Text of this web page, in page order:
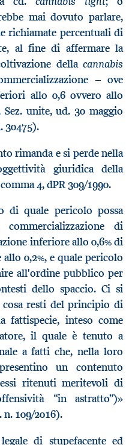
mai dovuto parlare,
richiamate percentuali di
al fine di affermare la
della cannabis
– ove
allo 0,6 ovvero allo
Sez. unite, ud. 30 maggio
30475).
rimanda e si perde nella
giuridica della
4, dPR 309/1990.
di quale pericolo possa
di
inferiore allo 0,6% di
0,2%, e quale pericolo
all'ordine pubblico per
dello spaccio. Ci si
resti del principio di
fattispecie, inteso come
il quale è tenuto a
a fatti che, nella loro
un contenuto
ritenuti meritevoli di
“in astratto”)»
109/2016).
di stupefacente ed